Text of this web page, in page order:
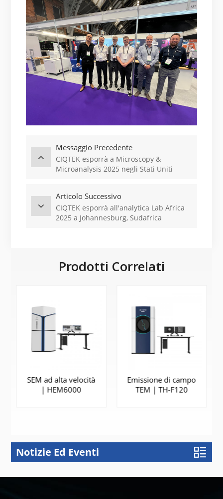
Messaggio Precedente
CIQTEK esporrà a Microscopy &
Microanalysis 2025 negli Stati Uniti
Articolo Successivo
CIQTEK esporrà all'analytica Lab Africa
2025 a Johannesburg, Sudafrica
Prodotti Correlati
SEM ad alta velocità
| HEM6000
SAPERNE DI
Emissione di campo
TEM | TH-F120
SAPERNE DI
Notizie Ed Eventi